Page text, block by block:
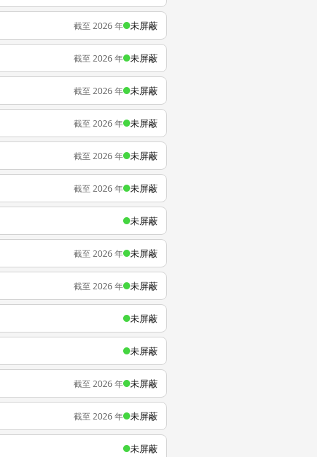
截至 2026 年 未屏蔽
截至 2026 年 未屏蔽
截至 2026 年 未屏蔽
截至 2026 年 未屏蔽
截至 2026 年 未屏蔽
截至 2026 年 未屏蔽
未屏蔽
截至 2026 年 未屏蔽
截至 2026 年 未屏蔽
未屏蔽
未屏蔽
截至 2026 年 未屏蔽
截至 2026 年 未屏蔽
未屏蔽